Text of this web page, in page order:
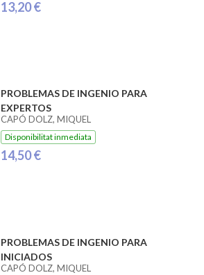
13,20 €
PROBLEMAS DE INGENIO PARA
EXPERTOS
CAPÓ DOLZ, MIQUEL
Disponibilitat inmediata
14,50 €
PROBLEMAS DE INGENIO PARA
INICIADOS
CAPÓ DOLZ, MIQUEL